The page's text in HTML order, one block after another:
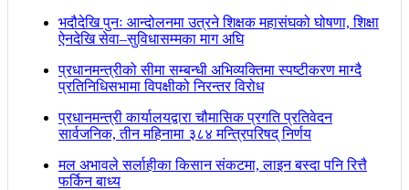
भदौदेखि पुनः आन्दोलनमा उत्रने शिक्षक महासंघको घोषणा, शिक्षा
ऐनदेखि सेवा–सुविधासम्मका माग अघि
प्रधानमन्त्रीको सीमा सम्बन्धी अभिव्यक्तिमा स्पष्टीकरण माग्दै
प्रतिनिधिसभामा विपक्षीको निरन्तर विरोध
प्रधानमन्त्री कार्यालयद्वारा चौमासिक प्रगति प्रतिवेदन
सार्वजनिक, तीन महिनामा ३८४ मन्त्रिपरिषद् निर्णय
मल अभावले सर्लाहीका किसान संकटमा, लाइन बस्दा पनि रित्तै
फर्किन बाध्य